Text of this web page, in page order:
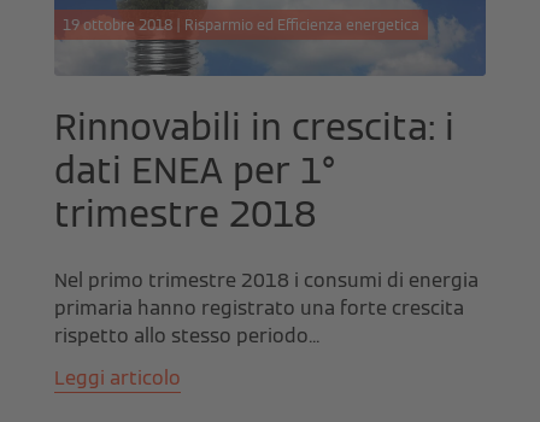
19 ottobre 2018 | Risparmio ed Efficienza energetica
Rinnovabili in crescita: i
dati ENEA per 1°
trimestre 2018
Nel primo trimestre 2018 i consumi di energia
primaria hanno registrato una forte crescita
rispetto allo stesso periodo...
Leggi articolo